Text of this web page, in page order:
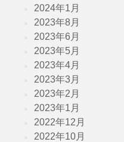
2024年1月
2023年8月
2023年6月
2023年5月
2023年4月
2023年3月
2023年2月
2023年1月
2022年12月
2022年10月